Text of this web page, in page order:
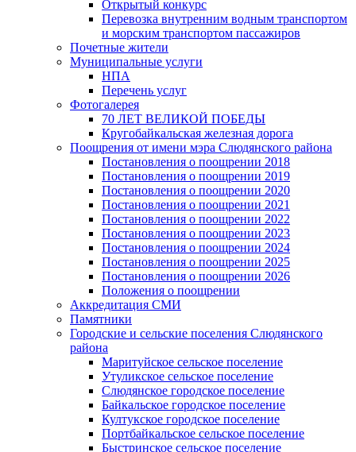
Открытый конкурс
Перевозка внутренним водным транспортом
и морским транспортом пассажиров
Почетные жители
Муниципальные услуги
НПА
Перечень услуг
Фотогалерея
70 ЛЕТ ВЕЛИКОЙ ПОБЕДЫ
Кругобайкальская железная дорога
Поощрения от имени мэра Слюдянского района
Постановления о поощрении 2018
Постановления о поощрении 2019
Постановления о поощрении 2020
Постановления о поощрении 2021
Постановления о поощрении 2022
Постановления о поощрении 2023
Постановления о поощрении 2024
Постановления о поощрении 2025
Постановления о поощрении 2026
Положения о поощрении
Аккредитация СМИ
Памятники
Городские и сельские поселения Слюдянского
района
Маритуйское сельское поселение
Утуликское сельское поселение
Слюдянское городское поселение
Байкальское городское поселение
Култукское городское поселение
Портбайкальское сельское поселение
Быстринское сельское поселение